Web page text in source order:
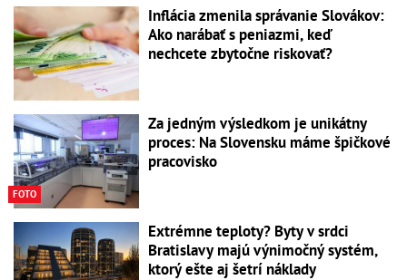
Inflácia zmenila správanie Slovákov:
Ako narábať s peniazmi, keď
nechcete zbytočne riskovať?
FOTO
Za jedným výsledkom je unikátny
proces: Na Slovensku máme špičkové
pracovisko
Extrémne teploty? Byty v srdci
Bratislavy majú výnimočný systém,
ktorý ešte aj šetrí náklady